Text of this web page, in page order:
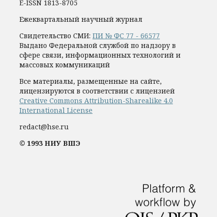
E-ISSN 1813-8705
Ежеквартальный научный журнал
Свидетельство СМИ: ПИ № ФС 77 - 66577
Выдано Федеральной службой по надзору в
сфере связи, информационных технологий и
массовых коммуникаций
Все материалы, размещенные на сайте,
лицензируются в соответствии с лицензией
Creative Commons Attribution-Sharealike 4.0
International License
redact@hse.ru
© 1993 НИУ ВШЭ